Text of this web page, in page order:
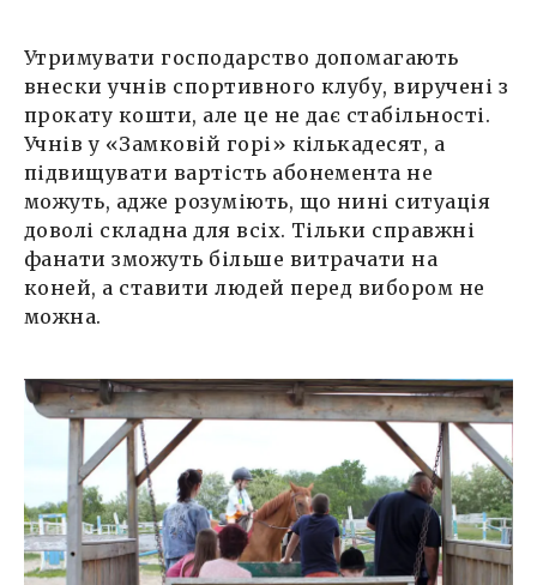
Утримувати господарство допомагають
внески учнів спортивного клубу, виручені з
прокату кошти, але це не дає стабільності.
Учнів у «Замковій горі» кількадесят, а
підвищувати вартість абонемента не
можуть, адже розуміють, що нині ситуація
доволі складна для всіх. Тільки справжні
фанати зможуть більше витрачати на
коней, а ставити людей перед вибором не
можна.